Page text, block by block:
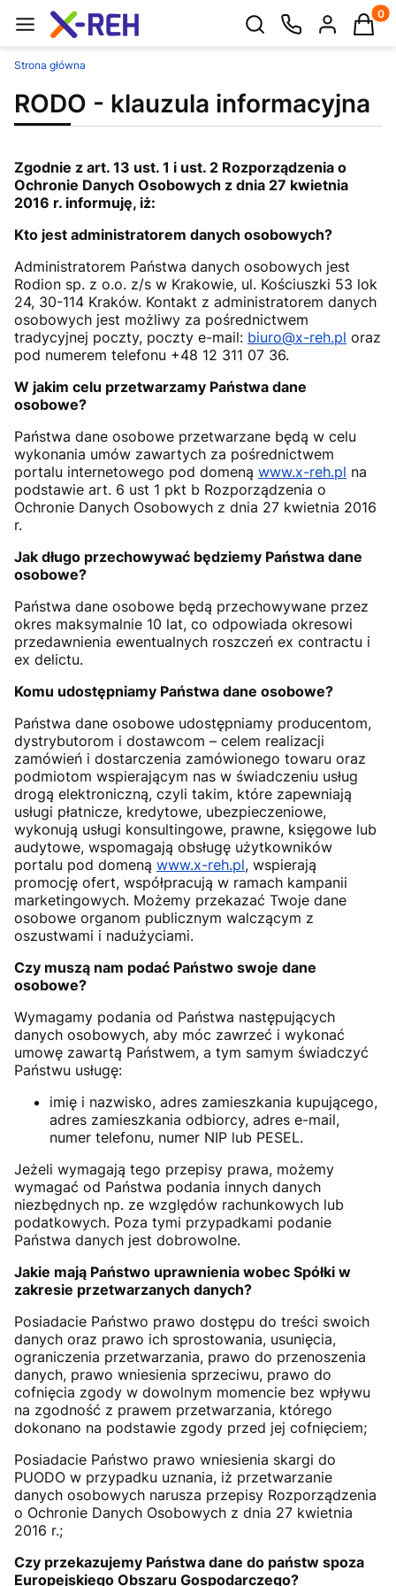
Otwórz wyszukiwarkę
Strona główna
RODO - klauzula informacyjna
Zgodnie z art. 13 ust. 1 i ust. 2 Rozporządzenia o
Ochronie Danych Osobowych z dnia 27 kwietnia
2016 r. informuję, iż:
Kto jest administratorem danych osobowych?
Administratorem Państwa danych osobowych jest
Rodion sp. z o.o. z/s w Krakowie, ul. Kościuszki 53 lok
24, 30-114 Kraków. Kontakt z administratorem danych
osobowych jest możliwy za pośrednictwem
tradycyjnej poczty, poczty e-mail: biuro@x-reh.pl oraz
pod numerem telefonu +48 12 311 07 36.
W jakim celu przetwarzamy Państwa dane
osobowe?
Państwa dane osobowe przetwarzane będą w celu
wykonania umów zawartych za pośrednictwem
portalu internetowego pod domeną www.x-reh.pl na
podstawie art. 6 ust 1 pkt b Rozporządzenia o
Ochronie Danych Osobowych z dnia 27 kwietnia 2016
r.
Jak długo przechowywać będziemy Państwa dane
osobowe?
Państwa dane osobowe będą przechowywane przez
okres maksymalnie 10 lat, co odpowiada okresowi
przedawnienia ewentualnych roszczeń ex contractu i
ex delictu.
Komu udostępniamy Państwa dane osobowe?
Państwa dane osobowe udostępniamy producentom,
dystrybutorom i dostawcom – celem realizacji
zamówień i dostarczenia zamówionego towaru oraz
podmiotom wspierającym nas w świadczeniu usług
drogą elektroniczną, czyli takim, które zapewniają
usługi płatnicze, kredytowe, ubezpieczeniowe,
wykonują usługi konsultingowe, prawne, księgowe lub
audytowe, wspomagają obsługę użytkowników
portalu pod domeną www.x-reh.pl, wspierają
promocję ofert, współpracują w ramach kampanii
marketingowych. Możemy przekazać Twoje dane
osobowe organom publicznym walczącym z
oszustwami i nadużyciami.
Czy muszą nam podać Państwo swoje dane
osobowe?
Wymagamy podania od Państwa następujących
danych osobowych, aby móc zawrzeć i wykonać
umowę zawartą Państwem, a tym samym świadczyć
Państwu usługę:
imię i nazwisko, adres zamieszkania kupującego,
adres zamieszkania odbiorcy, adres e-mail,
numer telefonu, numer NIP lub PESEL.
Jeżeli wymagają tego przepisy prawa, możemy
wymagać od Państwa podania innych danych
niezbędnych np. ze względów rachunkowych lub
podatkowych. Poza tymi przypadkami podanie
Państwa danych jest dobrowolne.
Jakie mają Państwo uprawnienia wobec Spółki w
zakresie przetwarzanych danych?
Posiadacie Państwo prawo dostępu do treści swoich
danych oraz prawo ich sprostowania, usunięcia,
ograniczenia przetwarzania, prawo do przenoszenia
danych, prawo wniesienia sprzeciwu, prawo do
cofnięcia zgody w dowolnym momencie bez wpływu
na zgodność z prawem przetwarzania, którego
dokonano na podstawie zgody przed jej cofnięciem;
Posiadacie Państwo prawo wniesienia skargi do
PUODO w przypadku uznania, iż przetwarzanie
danych osobowych narusza przepisy Rozporządzenia
o Ochronie Danych Osobowych z dnia 27 kwietnia
2016 r.;
Czy przekazujemy Państwa dane do państw spoza
Europejskiego Obszaru Gospodarczego?